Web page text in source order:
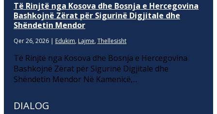
Të Rinjtë nga Kosova dhe Bosnja e Hercegovina
Bashkojnë Zërat për Sigurinë Digjitale dhe
Shëndetin Mendor
Qer 26, 2026 | Edukim, Lajme, Thellesisht
Të Rinjtë nga Kosova dhe Bosnja e Hercegovina
Bashkojnë Zërat për Sigurinë Digjitale dhe
Shëndetin Mendor Në Kamenicë,...
DIALOG